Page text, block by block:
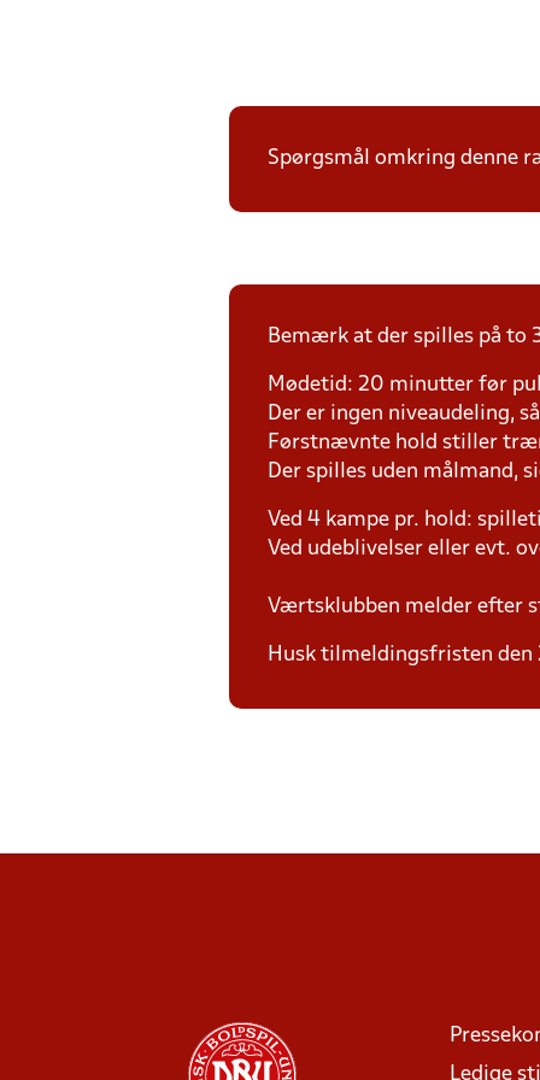
Spørgsmål omkring denne
Bemærk at der spilles på to
Mødetid: 20 minutter før
Der er ingen niveaudeling,
Førstnævnte hold stiller
Der spilles uden målmand,
Ved 4 kampe pr. hold:
Ved udeblivelser eller evt.
Værtsklubben melder efter
Husk tilmeldingsfristen
Ledige